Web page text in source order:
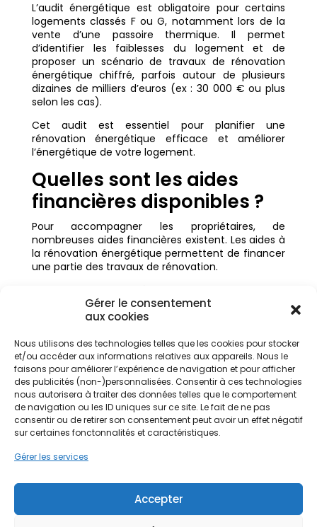
Gérer le consentement
aux cookies
Nous utilisons des technologies telles que les cookies pour stocker
et/ou accéder aux informations relatives aux appareils. Nous le
faisons pour améliorer l’expérience de navigation et pour afficher
des publicités (non-)personnalisées. Consentir à ces technologies
nous autorisera à traiter des données telles que le comportement
de navigation ou les ID uniques sur ce site. Le fait de ne pas
consentir ou de retirer son consentement peut avoir un effet négatif
sur certaines fonctonnalités et caractéristiques.
Gérer les services
Accepter
L’audit énergétique est obligatoire pour certains
logements classés F ou G, notamment lors de la
vente d’une passoire thermique. Il permet
d’identifier les faiblesses du logement et de
proposer un scénario de travaux de rénovation
énergétique chiffré, parfois autour de plusieurs
dizaines de milliers d’euros (ex : 30 000 € ou plus
selon les cas).
Cet audit est essentiel pour planifier une
rénovation énergétique efficace et améliorer
l’énergétique de votre logement.
Quelles sont les aides
financières disponibles ?
Pour accompagner les propriétaires, de
nombreuses aides financières existent. Les aides à
la rénovation énergétique permettent de financer
une partie des travaux de rénovation.
les aides de l’État ;
les dispositifs pour améliorer la performance
énergétique ;
les soutiens pour la rénovation globale.
Ces aides permettent de réduire le coût des
travaux, d’alléger les factures et d’encourager la
enjeu pour les locataires